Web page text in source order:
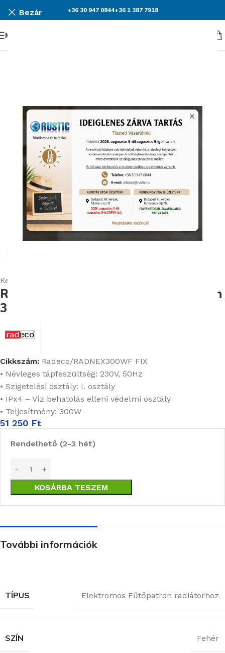
Bezár +36 30 947 0844+36 1 387 7918
Menü
Kezdőlap
RADECO NEX Elektromos Fűtőpatron
300W , Fehér FIX
Cikkszám: Radeco/RADNEX300WF FIX
• Névleges tápfeszültség: 230V, 50Hz
• Szigetelési osztály: I. osztály
• IPx4 – Víz behatolás elleni védelmi osztály
• Teljesítmény: 300W
51 250 Ft
Rendelhető (2-3 hét)
KOSÁRBA TESZEM
További információk
TÍPUS Elektromos Fűtőpatron radiátorhoz
SZÍN Fehér